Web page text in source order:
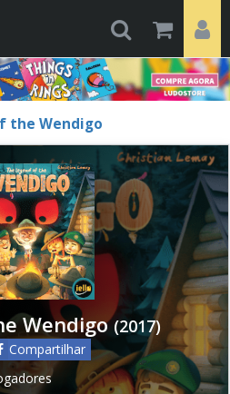
the Wendigo
Wendigo (2017)
Compartilhar